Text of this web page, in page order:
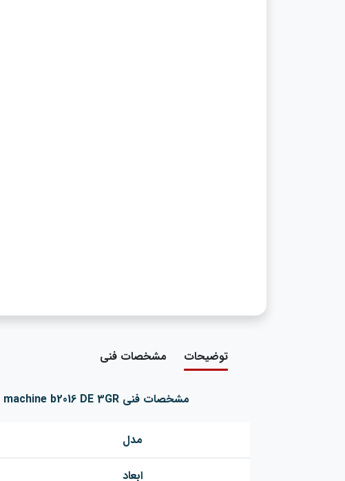
توضیحات مشخصات فنی
مشخصات فنی BEZZERA Espresso machine b2016 DE 3GR
مدل
ابعاد